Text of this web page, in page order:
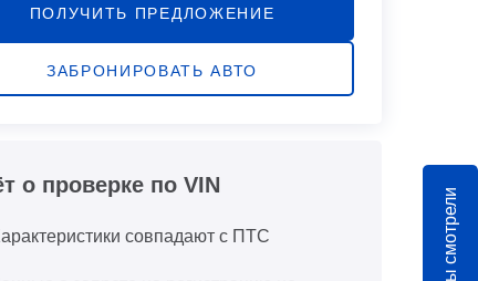
ПОЛУЧИТЬ ПРЕДЛОЖЕНИЕ
ЗАБРОНИРОВАТЬ АВТО
о проверке по VIN
совпадают с ПТС Вы смотрели